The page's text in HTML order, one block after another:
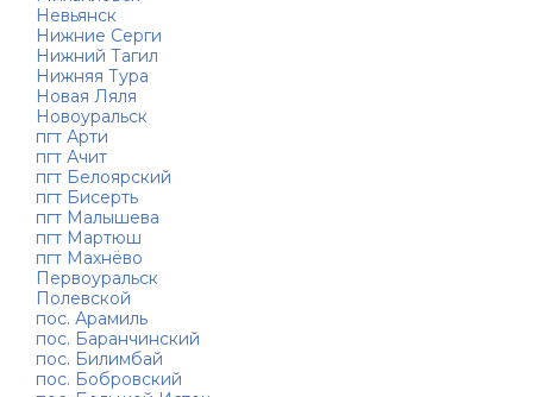
Невьянск
Нижние Серги
Нижний Тагил
Нижняя Тура
Новая Ляля
Новоуральск
пгт Арти
пгт Ачит
пгт Белоярский
пгт Бисерть
пгт Малышева
пгт Мартюш
пгт Махнёво
Первоуральск
Полевской
пос. Арамиль
пос. Баранчинский
пос. Билимбай
пос. Бобровский